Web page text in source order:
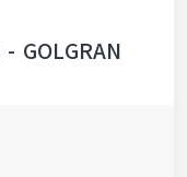
- GOLGRAN